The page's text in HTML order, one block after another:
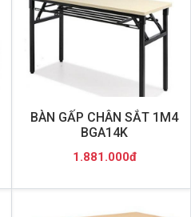
BÀN GẤP CHÂN SẮT 1M4
BGA14K
1.881.000đ